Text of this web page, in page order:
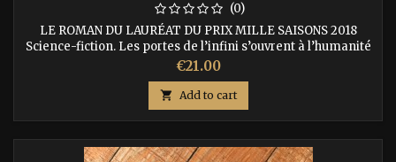
(0)
LE ROMAN DU LAURÉAT DU PRIX MILLE SAISONS 2018
Science-fiction. Les portes de l’infini s’ouvrent à l’humanité
lors d’un premier contact avec un dodécaèdre dont l’origine,
liée aux perceptions de notre espace-temps, se mêle à celle
de nos récits bibliques. ISBN : 9791092700121
Price
€21.00
 Add to cart